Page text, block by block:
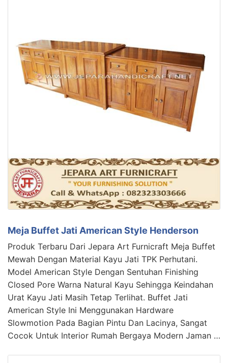
Meja Buffet Jati American Style Henderson
Produk Terbaru Dari Jepara Art Furnicraft Meja Buffet
Mewah Dengan Material Kayu Jati TPK Perhutani.
Model American Style Dengan Sentuhan Finishing
Closed Pore Warna Natural Kayu Sehingga Keindahan
Urat Kayu Jati Masih Tetap Terlihat. Buffet Jati
American Style Ini Menggunakan Hardware
Slowmotion Pada Bagian Pintu Dan Lacinya, Sangat
Cocok Untuk Interior Rumah Bergaya Modern Jaman …